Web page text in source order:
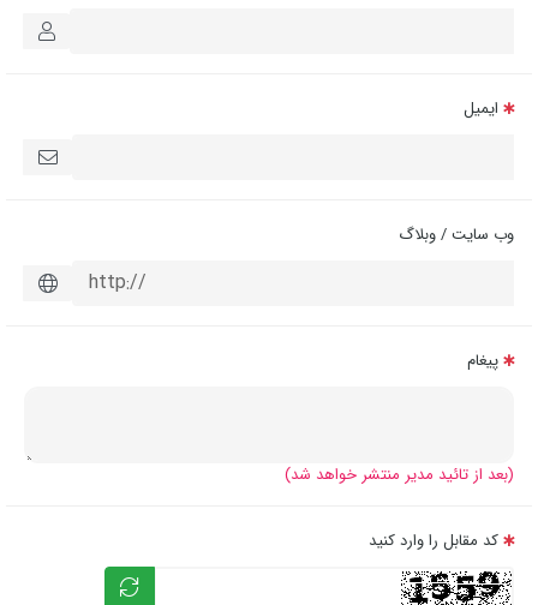
ایمیل
وب سایت / وبلاگ
پیغام
(بعد از تائید مدیر منتشر خواهد شد)
کد مقابل را وارد کنید